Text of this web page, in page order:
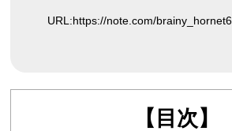
URL:https://note.com/
【目次】